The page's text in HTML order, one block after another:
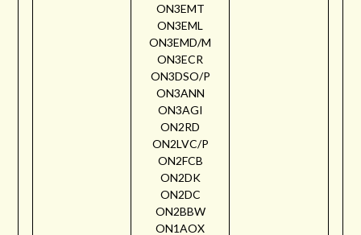
ON3EMT
ON3EML
ON3EMD/M
ON3ECR
ON3DSO/P
ON3ANN
ON3AGI
ON2RD
ON2LVC/P
ON2FCB
ON2DK
ON2DC
ON2BBW
ON1AOX